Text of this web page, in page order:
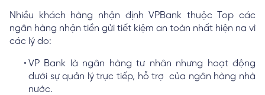
Nhiều khách hàng nhận định VPBank thuộc Top các
ngân hàng nhận tiền gửi tiết kiệm an toàn nhất hiện na vì
các lý do:
VP Bank là ngân hàng tư nhân nhưng hoạt động
dưới sự quản lý trực tiếp, hỗ trợ của ngân hàng nhà
nước.